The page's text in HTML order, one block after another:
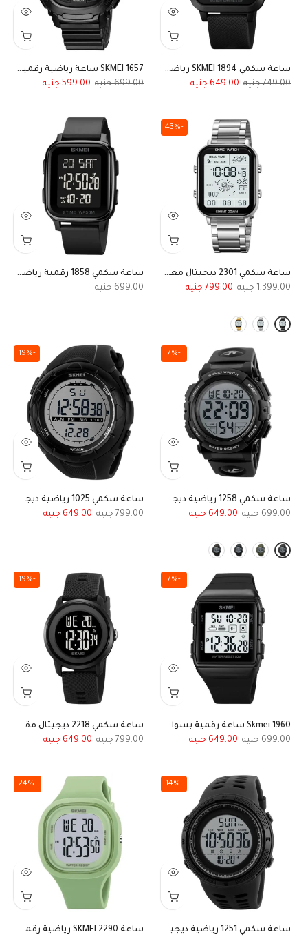
ساعة سكمي SKMEI 1894 رياضية ضد الماء ديجيتال أسود مع شاشه واضحة
749.00
649.00
SKMEI 1657 ساعة رياضية رقمية مربعة متعددة الوظائف مع عداد للوقت مقاومة للماء
699.00
599.00
-43%
ساعة سكمي 2301 ديجيتال معدنية بتصميم مستقبلي
1,399.00
799.00
ساعة سكمي 1858 رقمية رياضية أسود بالكامل للجنسين
699.00
-7%
ساعة سكمي 1258 رياضية ديجيتال مقاومة للماء
699.00
649.00
-19%
ساعة سكمي 1025 رياضية ديجيتال للجنسين أسود
799.00
649.00
-7%
Skmei 1960 ساعة رقمية بسوار سيليكون ساعة يد رياضية متعددة الوظائف - أسود
699.00
649.00
-19%
ساعة سكمي 2218 ديجيتال مقاومة للماء باللون الأسود الكامل للأولاد والبنات
799.00
649.00
-14%
ساعة سكمي 1251 رياضية ديجيتال أسود ميناء أبيض
-24%
ساعة SKMEI 2290 رياضية رقمية مقاومة للماء اخضر مينت جريين رياضي للجنسين بسوار مطاطي